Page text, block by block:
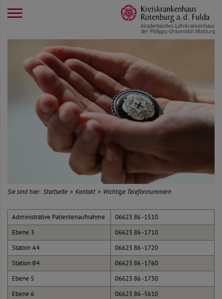
Sie sind hier: Startseite Kontakt Wichtige Telefonnummern
Administrative Patientenaufnahme
06623 86 -1510
Ebene 3
06623 86 -1710
Station A4
06623 86 -1720
Station B4
06623 86 -1760
Ebene 5
06623 86 -1730
Ebene 6
06623 86 -5610